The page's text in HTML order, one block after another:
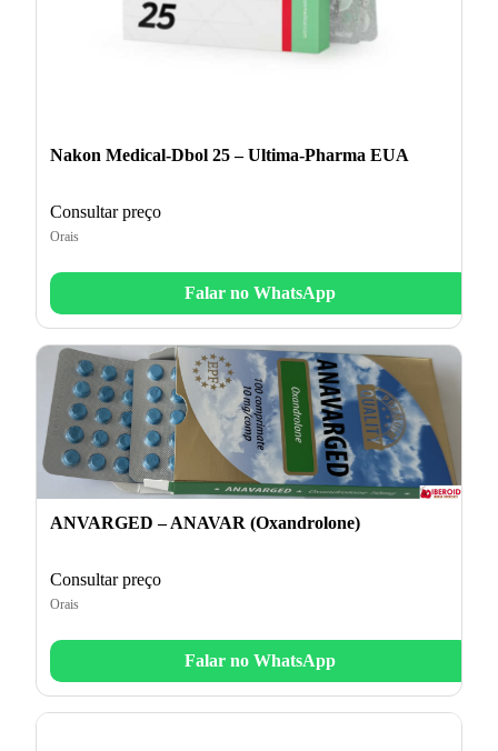
Nakon Medical-Dbol 25 – Ultima-Pharma EUA
Consultar preço
Orais
Falar no WhatsApp
ANVARGED – ANAVAR (Oxandrolone)
Consultar preço
Orais
Falar no WhatsApp